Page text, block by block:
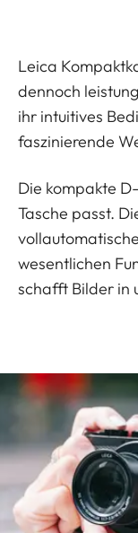
Leica
dennoch
ihr intuitives
faszinierende
Die kompakte
Tasche passt.
wesentlichen
schafft Bilder in